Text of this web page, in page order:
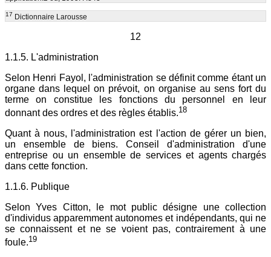
17 Dictionnaire Larousse
12
1.1.5. L'administration
Selon Henri Fayol, l'administration se définit comme étant un
organe dans lequel on prévoit, on organise au sens fort du
terme on constitue les fonctions du personnel en leur
donnant des ordres et des règles établis.18
Quant à nous, l'administration est l'action de gérer un bien,
un ensemble de biens. Conseil d'administration d'une
entreprise ou un ensemble de services et agents chargés
dans cette fonction.
1.1.6. Publique
Selon Yves Citton, le mot public désigne une collection
d'individus apparemment autonomes et indépendants, qui ne
se connaissent et ne se voient pas, contrairement à une
foule.19